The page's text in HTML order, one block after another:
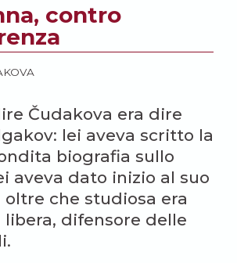
contro
Čudakova era dire
lei aveva scritto la
biografia sullo
aveva dato inizio al suo
oltre che studiosa era
libera, difensore delle